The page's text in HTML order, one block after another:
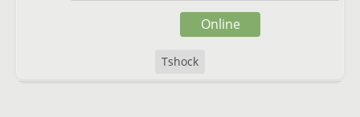
Tshock
Online